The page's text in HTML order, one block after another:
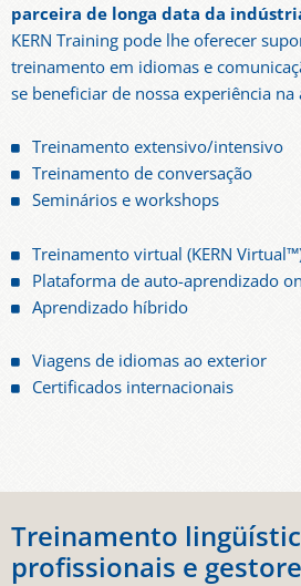
parceira de longa data da
KERN Training pode lhe oferecer
treinamento em idiomas e
se beneficiar de nossa experiência
Treinamento extensivo/intensivo
Treinamento de conversação
Seminários e workshops
Treinamento virtual (KERN
Plataforma de auto-aprendizado
Aprendizado híbrido
Viagens de idiomas ao exterior
Certificados internacionais
Treinamento
profissionais e